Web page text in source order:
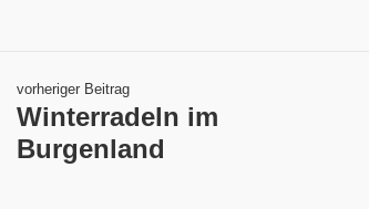
vorheriger Beitrag
Winterradeln im
Burgenland